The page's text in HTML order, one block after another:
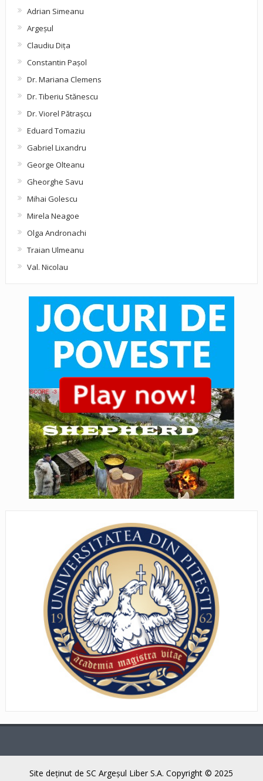
Adrian Simeanu
Argeşul
Claudiu Diţa
Constantin Pașol
Dr. Mariana Clemens
Dr. Tiberiu Stănescu
Dr. Viorel Pătraşcu
Eduard Tomaziu
Gabriel Lixandru
George Olteanu
Gheorghe Savu
Mihai Golescu
Mirela Neagoe
Olga Andronachi
Traian Ulmeanu
Val. Nicolau
Site deţinut de SC Argeşul Liber S.A. Copyright © 2025